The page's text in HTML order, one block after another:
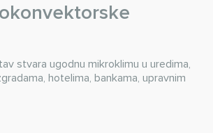
stvara ugodnu mikroklimu u uredima,
hotelima, bankama, upravnim